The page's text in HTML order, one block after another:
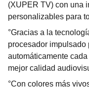
(XUPER TV) con una
personalizables para
°Gracias a la
procesador
automáticamente
mejor calidad
°Con colores más